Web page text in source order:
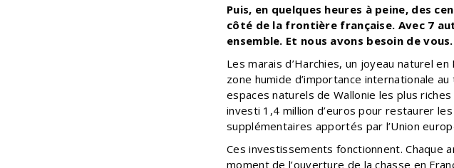
Puis, en quelques heures à peine, des
côté de la frontière française. Avec 7
ensemble. Et nous avons besoin de vous.
Les marais d’Harchies, un joyeau naturel
zone humide d’importance internationale
espaces naturels de Wallonie les plus
investi 1,4 million d’euros pour restaurer
supplémentaires apportés par l’Union
Ces investissements fonctionnent. Chaque
moment de l’ouverture de la chasse en